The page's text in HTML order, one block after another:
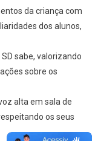
da criança com
dos alunos,
sabe, valorizando
sobre os
alta em sala de
os seus